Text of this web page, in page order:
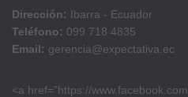
Dirección: Ibarra - Ecuador
Teléfono: 099 718 4835
Email: gerencia@expectativa.ec
<a href=”https://